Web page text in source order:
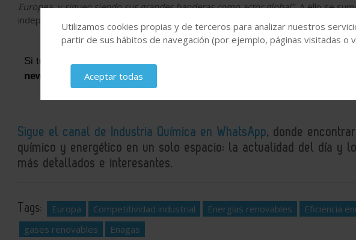
Europea, y siguen siendo sus grandes banderas como actor global".A ello se
independencia económica para que la región tenga un
Si te ha parecido interesante, puedes
newsletters
Sigue el canal de Industria Química en WhatsApp, donde
químico y energético en un solo espacio: la actualidad del día y
más detallados e interesantes.
Tags: Europa Competitividad industrial Energías renovables Eficiencia
gases renovables
Enagas
Utilizamos cookies propias y de terceros para analizar nuestros
partir de sus hábitos de navegación (por ejemplo, páginas visitadas
Aceptar todas